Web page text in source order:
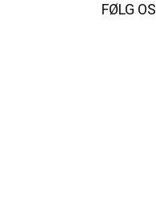
FØLG OS